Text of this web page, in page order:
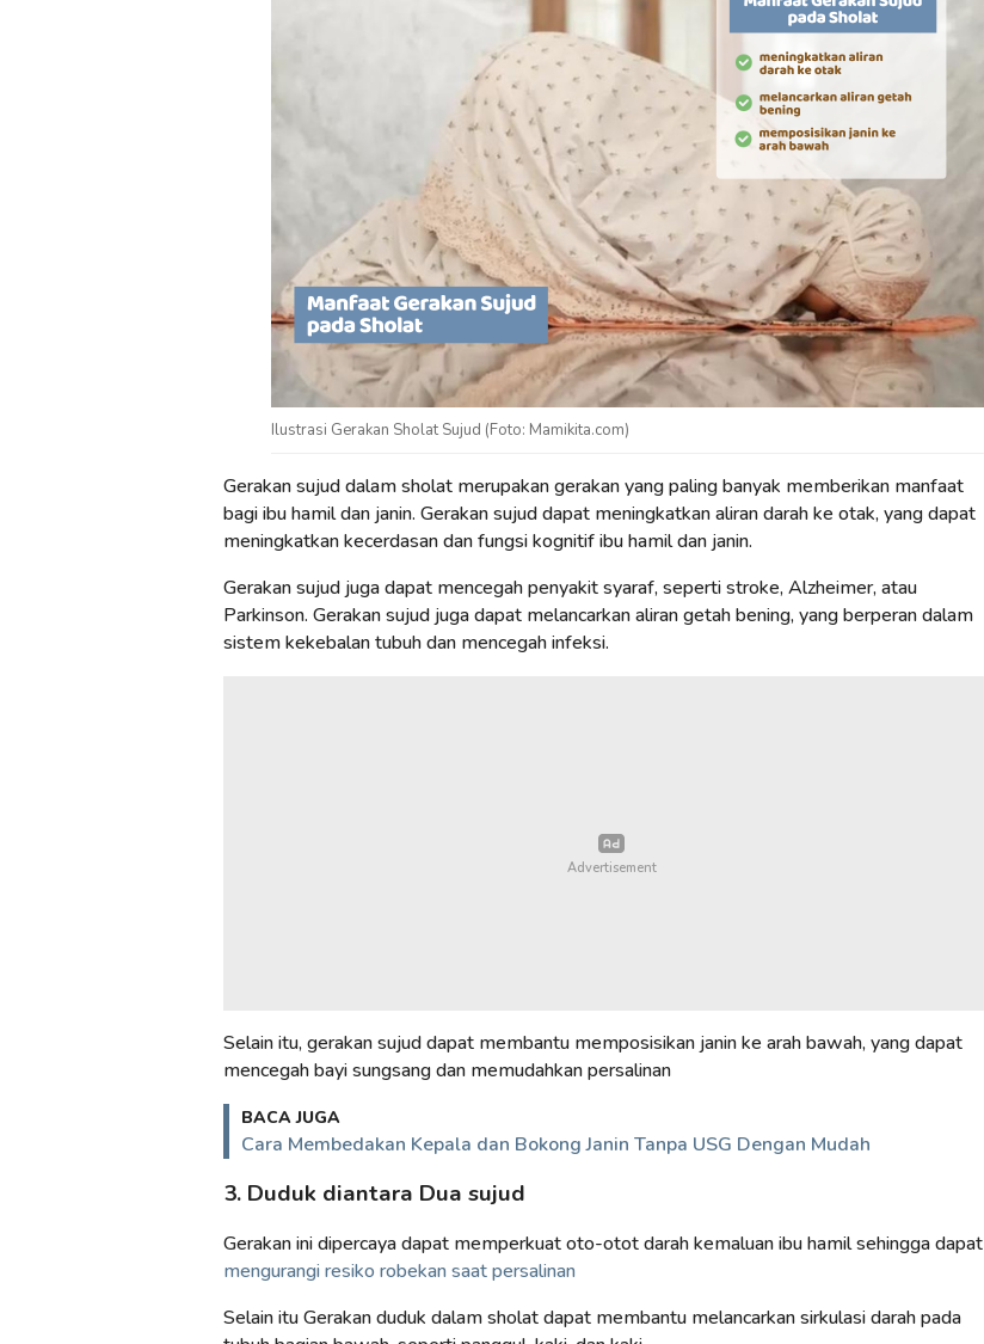
Ilustrasi Gerakan Sholat Sujud (Foto: Mamikita.com)
Gerakan sujud dalam sholat merupakan gerakan yang paling banyak memberikan manfaat
bagi ibu hamil dan janin. Gerakan sujud dapat meningkatkan aliran darah ke otak, yang dapat
meningkatkan kecerdasan dan fungsi kognitif ibu hamil dan janin.
Gerakan sujud juga dapat mencegah penyakit syaraf, seperti stroke, Alzheimer, atau
Parkinson. Gerakan sujud juga dapat melancarkan aliran getah bening, yang berperan dalam
sistem kekebalan tubuh dan mencegah infeksi.
Selain itu, gerakan sujud dapat membantu memposisikan janin ke arah bawah, yang dapat
mencegah bayi sungsang dan memudahkan persalinan
BACA JUGA
Cara Membedakan Kepala dan Bokong Janin Tanpa USG Dengan Mudah
3. Duduk diantara Dua sujud
Gerakan ini dipercaya dapat memperkuat oto-otot darah kemaluan ibu hamil sehingga dapat
mengurangi resiko robekan saat persalinan
Selain itu Gerakan duduk dalam sholat dapat membantu melancarkan sirkulasi darah pada